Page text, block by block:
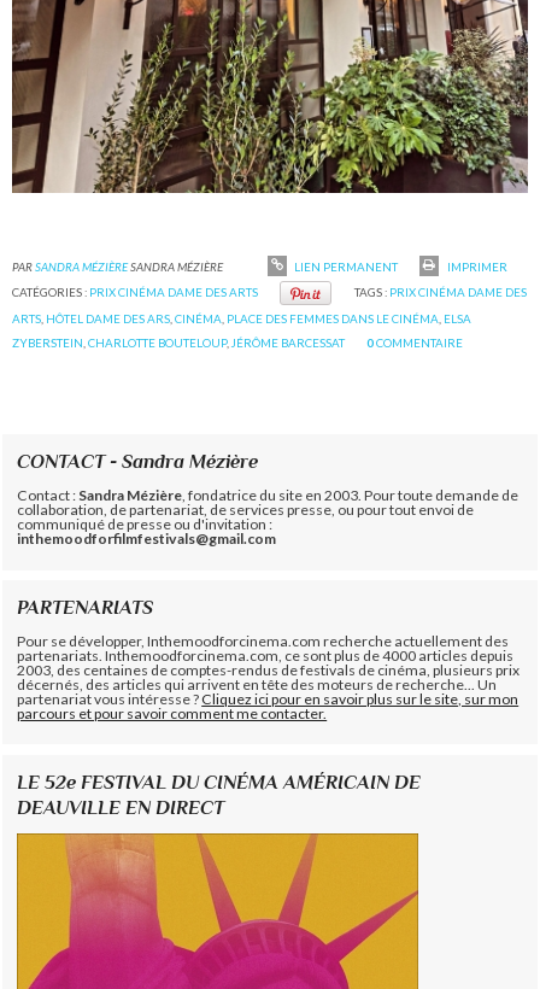
PARSANDRA MÉZIÈRESANDRA MÉZIÈRE LIEN PERMANENT
IMPRIMER
CATÉGORIES : PRIX CINÉMA DAME DES ARTS TAGS : PRIX CINÉMA DAME DES
ARTS, HÔTEL DAME DES ARS,CINÉMA, PLACE DES FEMMES DANS LE CINÉMA, ELSA
ZYBERSTEIN,CHARLOTTE BOUTELOUP,JÉRÔME BARCESSAT 0COMMENTAIRE
CONTACT - Sandra Mézière
Contact : Sandra Mézière , fondatrice du site en 2003. Pour toute demande de
collaboration, de partenariat, de services presse, ou pour tout envoi de
communiqué de presse ou d'invitation :
inthemoodforfilmfestivals@gmail.com
PARTENARIATS
Pour se développer, Inthemoodforcinema.com recherche actuellement des
partenariats. Inthemoodforcinema.com, ce sont plus de 4000 articles depuis
2003, des centaines de comptes-rendus de festivals de cinéma, plusieurs prix
décernés, des articles qui arrivent en tête des moteurs de recherche... Un
partenariat vous intéresse ?Cliquez ici pour en savoir plus sur le site, sur mon
parcours et pour savoir comment me contacter.
LE 52e FESTIVAL DU CINÉMA AMÉRICAIN DE
DEAUVILLE EN DIRECT